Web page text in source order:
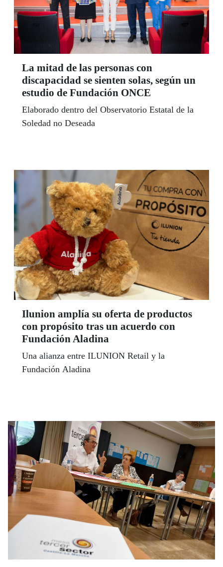
La mitad de las personas con
discapacidad se sienten solas, según un
estudio de Fundación ONCE
Elaborado dentro del Observatorio Estatal de la
Soledad no Deseada
Ilunion amplía su oferta de productos
con propósito tras un acuerdo con
Fundación Aladina
Una alianza entre ILUNION Retail y la
Fundación Aladina